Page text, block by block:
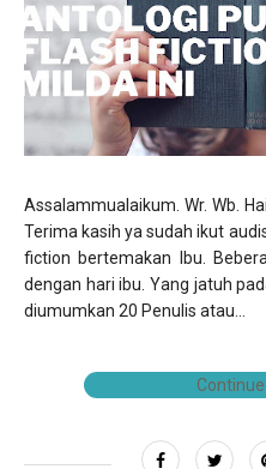
Assalammualaikum. Wr. Wb.
Terima kasih ya sudah ikut
fiction bertemakan Ibu.
dengan hari ibu. Yang jatuh
diumumkan 20 Penulis atau...